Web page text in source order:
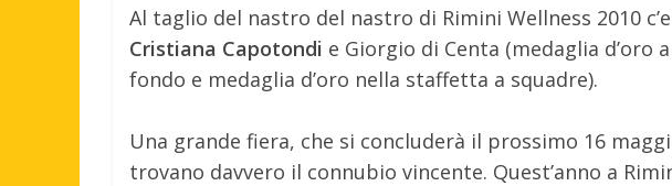
Al taglio del nastro del nastro di Rimini Wellness 2010
Cristiana Capotondi e Giorgio di Centa (medaglia d’oro
fondo e medaglia d’oro nella staffetta a squadre).
Una grande fiera, che si concluderà il prossimo 16
trovano davvero il connubio vincente. Quest’anno a